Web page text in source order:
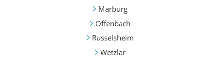
Marburg
Offenbach
Rüsselsheim
Wetzlar